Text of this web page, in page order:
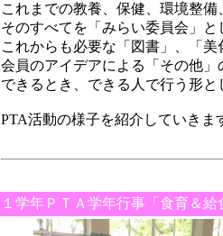
これまでの教養、保健、環境整
そのすべてを「みらい委員会」と
これからも必要な「図書」、「
会員のアイデアによる「その他」
できるとき、できる人で行う形と
PTA活動の様子を紹介していきま
１学年ＰＴＡ学年行事「食育＆給